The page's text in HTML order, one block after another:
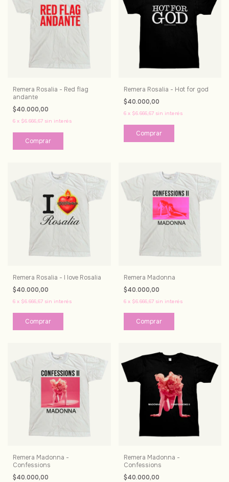
Remera Rosalia - Red flag
andante
$40.000,00
6 x $6.666,67 sin interés
Comprar
Remera Rosalia - Hot for god
$40.000,00
6 x $6.666,67 sin interés
Comprar
Remera Rosalia - I love Rosalia
$40.000,00
6 x $6.666,67 sin interés
Comprar
Remera Madonna
$40.000,00
6 x $6.666,67 sin interés
Comprar
Remera Madonna -
Confessions
$40.000,00
Remera Madonna -
Confessions
$40.000,00